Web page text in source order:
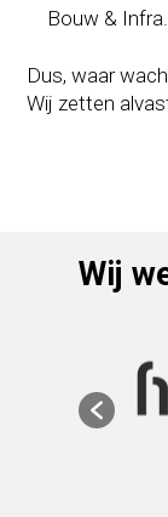
Bouw & Infra.
Dus, waar
Wij zetten
Wij